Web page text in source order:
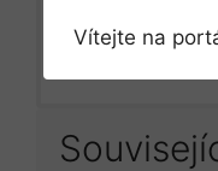
Vítejte na